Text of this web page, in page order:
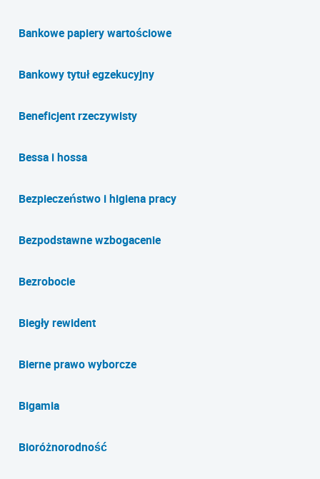
Bankowe papiery wartościowe
Bankowy tytuł egzekucyjny
Beneficjent rzeczywisty
Bessa i hossa
Bezpieczeństwo i higiena pracy
Bezpodstawne wzbogacenie
Bezrobocie
Biegły rewident
Bierne prawo wyborcze
Bigamia
Bioróżnorodność